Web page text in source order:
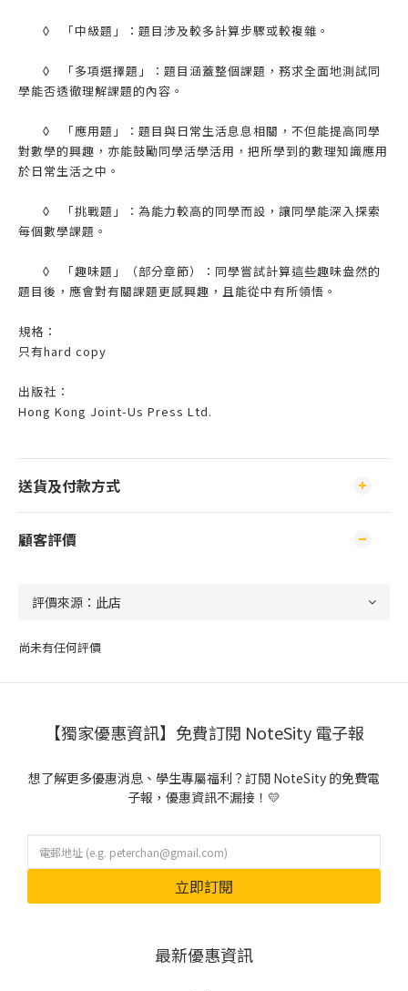
◊ 「中級題」：題目涉及較多計算步驟或較複雜。
◊
「多項選擇題」：題目涵蓋整個課題，務求全面地測試同
學能否透徹理解課題的內容。
◊
「應用題」：題目與日常生活息息相關，不但能提高同學
對數學的興趣，亦能鼓勵同學活學活用，把所學到的數理知識應用
於日常生活之中。
◊
「挑戰題」：為能力較高的同學而設，讓同學能深入探索
每個數學課題。
◊
「趣味題」（部分章節）：同學嘗試計算這些趣味盎然的
題目後，應會對有關課題更感興趣，且能從中有所領悟。
規格：
只有hard copy
出版社：
Hong Kong Joint-Us Press Ltd.
送貨及付款方式
顧客評價
尚未有任何評價
【獨家優惠資訊】免費訂閱 NoteSity 電子報
想了解更多優惠消息、學生專屬福利？訂閱 NoteSity 的免費電
子報，優惠資訊不漏接！💛
立即訂閱
最新優惠資訊